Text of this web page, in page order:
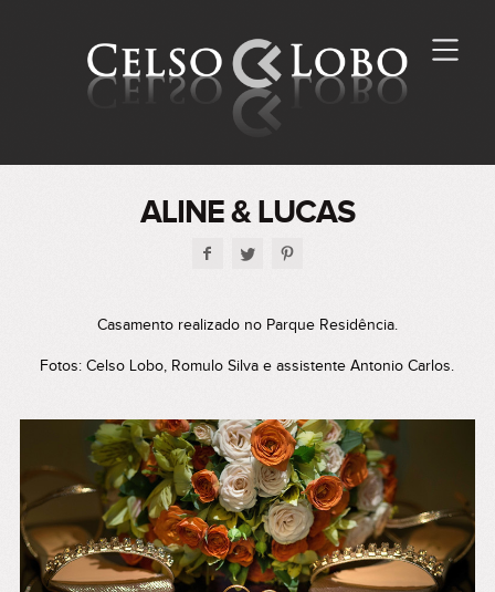
ALINE & LUCAS
Casamento realizado no Parque Residência.
Fotos: Celso Lobo, Romulo Silva e assistente Antonio Carlos.